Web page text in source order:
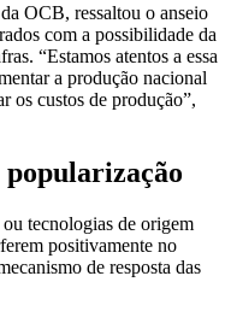
OCB, ressaltou o anseio
com a possibilidade da
“Estamos atentos a essa
a produção nacional
os custos de produção”,
popularização
tecnologias de origem
positivamente no
de resposta das